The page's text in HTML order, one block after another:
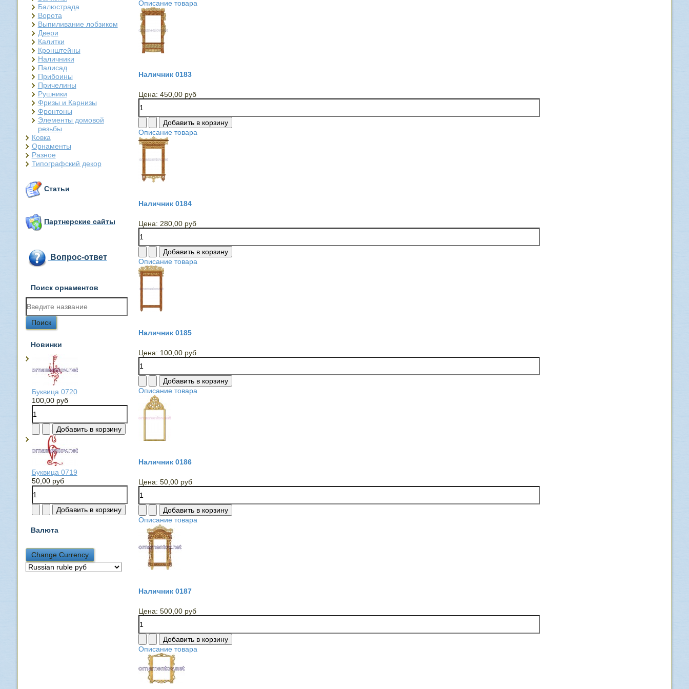
Балюстрада
Ворота
Выпиливание лобзиком
Двери
Калитки
Кронштейны
Наличники
Палисад
Прибоины
Причелины
Рушники
Фризы и Карнизы
Фронтоны
Элементы домовой
резьбы
Ковка
Орнаменты
Разное
Типографский декор
Статьи
Партнерские сайты
Вопрос-ответ
Поиск орнаментов
Новинки
Буквица 0720
100,00 руб
Буквица 0719
50,00 руб
Валюта
Описание товара
Наличник 0183
Цена: 450,00 руб
Описание товара
Наличник 0184
Цена: 280,00 руб
Описание товара
Наличник 0185
Цена: 100,00 руб
Описание товара
Наличник 0186
Цена: 50,00 руб
Описание товара
Наличник 0187
Цена: 500,00 руб
Описание товара